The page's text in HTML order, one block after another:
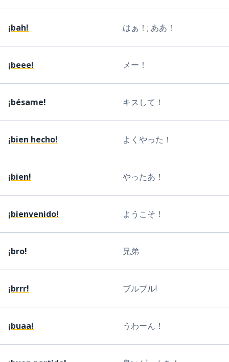
¡bah! はぁ！; ああ！
¡beee! メー！
¡bésame! キスして！
¡bien hecho! よくやった！
¡bien! やったあ！
¡bienvenido! ようこそ！
¡bro! 兄弟
¡brrr! ブルブル!
¡buaa! うわーん！